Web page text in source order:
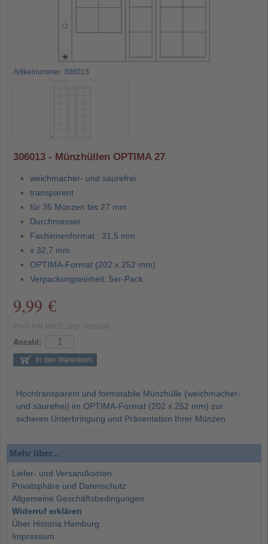
Artikelnummer: 306013
306013 - Münzhüllen OPTIMA 27
weichmacher- und säurefrei
transparent
für 35 Münzen bis 27 mm
Durchmesser
Fachinnenformat : 31,5 mm
x 32,7 mm
OPTIMA-Format (202 x 252 mm)
Verpackungseinheit: 5er-Pack
9,99 €
Anzahl:
Hochtransparent und formstabile Münzhülle (weichmacher-
und säurefrei) im OPTIMA-Format (202 x 252 mm) zur
sicheren Unterbringung und Präsentation Ihrer Münzen.
Mehr über...
Liefer- und Versandkosten
Privatsphäre und Datenschutz
Allgemeine Geschäftsbedingungen
Widerruf erklären
Über Historia Hamburg
Impressum